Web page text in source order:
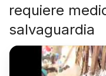
requiere
salvaguardia